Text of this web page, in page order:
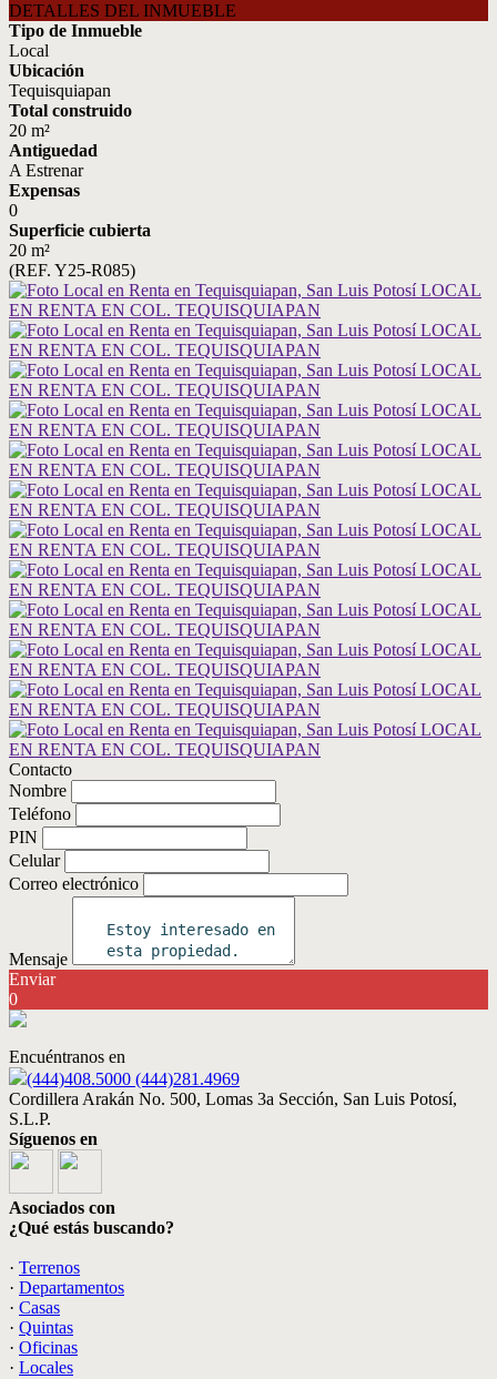
DETALLES DEL INMUEBLE
Tipo de Inmueble
Local
Ubicación
Tequisquiapan
Total construido
20 m²
Antiguedad
A Estrenar
Expensas
0
Superficie cubierta
20 m²
(REF. Y25-R085)
Contacto
Nombre
Teléfono
PIN
Celular
Correo electrónico
Mensaje
Enviar
0
Encuéntranos en
(444)408.5000 (444)281.4969
Cordillera Arakán No. 500, Lomas 3a Sección, San Luis Potosí,
S.L.P.
Síguenos en
Asociados con
¿Qué estás buscando?
· Terrenos
· Departamentos
· Casas
· Quintas
· Oficinas
· Locales